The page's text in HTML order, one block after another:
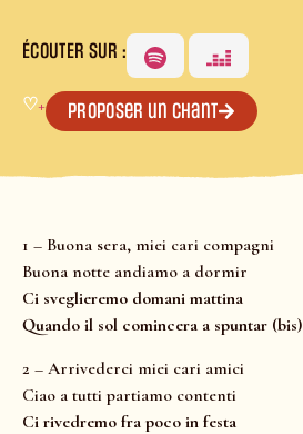
ÉCOUTER SUR :
♡+ Proposer un chant
1 – Buona sera, miei cari compagni
Buona notte andiamo a dormir
Ci sveglieremo domani mattina
Quando il sol comincera a spuntar (bis)
2 – Arrivederci miei cari amici
Ciao a tutti partiamo contenti
Ci rivedremo fra poco in festa